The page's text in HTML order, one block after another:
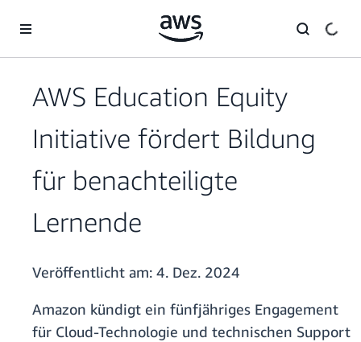
Überspringen zum Hauptinhalt
AWS Education Equity
Initiative fördert Bildung
für benachteiligte
Lernende
Veröffentlicht am: 4. Dez. 2024
Amazon kündigt ein fünfjähriges Engagement
für Cloud-Technologie und technischen Support